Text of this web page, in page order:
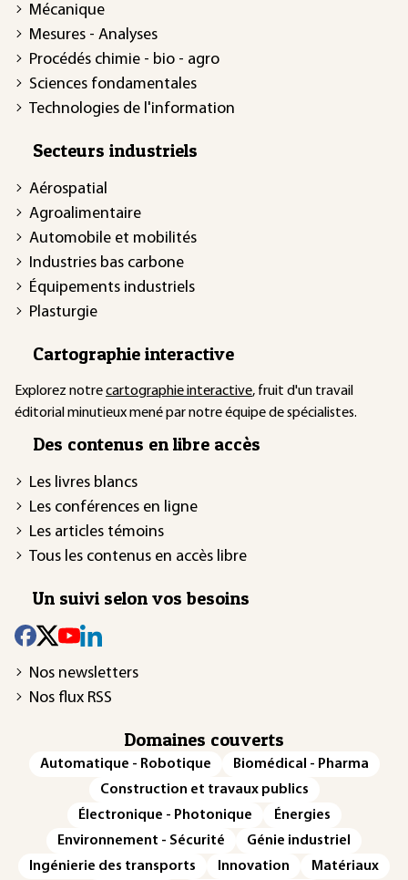
Mécanique
Mesures - Analyses
Procédés chimie - bio - agro
Sciences fondamentales
Technologies de l'information
Secteurs industriels
Aérospatial
Agroalimentaire
Automobile et mobilités
Industries bas carbone
Équipements industriels
Plasturgie
Cartographie interactive
Explorez notrecartographie interactive, fruit d'un travail
éditorial minutieux mené par notre équipe de spécialistes.
Des contenus en libre accès
Les livres blancs
Les conférences en ligne
Les articles témoins
Tous les contenus en accès libre
Un suivi selon vos besoins
Nos newsletters
Nos flux RSS
Domaines couverts
Automatique - Robotique
Biomédical - Pharma
Construction et travaux publics
Électronique - Photonique
Énergies
Environnement - Sécurité
Génie industriel
Ingénierie des transports
Innovation
Matériaux